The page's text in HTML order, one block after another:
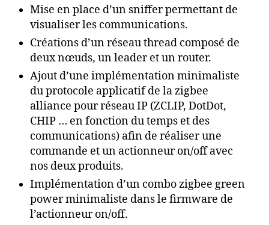
Mise en place d’un sniffer permettant de
visualiser les communications.
Créations d’un réseau thread composé de
deux nœuds, un leader et un router.
Ajout d’une implémentation minimaliste
du protocole applicatif de la zigbee
alliance pour réseau IP (ZCLIP, DotDot,
CHIP … en fonction du temps et des
communications) afin de réaliser une
commande et un actionneur on/off avec
nos deux produits.
Implémentation d’un combo zigbee green
power minimaliste dans le firmware de
l’actionneur on/off.